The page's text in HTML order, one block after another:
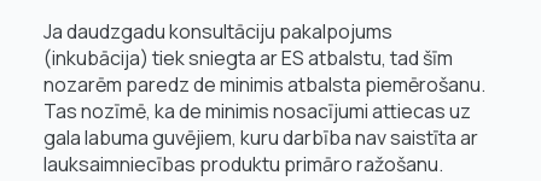
Ja daudzgadu konsultāciju pakalpojums
(inkubācija) tiek sniegta ar ES atbalstu, tad šīm
nozarēm paredzde minimisatbalsta piemērošanu.
Tas nozīmē, kade minimisnosacījumi attiecas uz
gala labuma guvējiem, kuru darbība nav saistīta ar
lauksaimniecības produktu primāro ražošanu.